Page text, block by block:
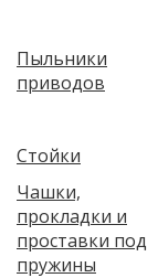
Пыльники
приводов
Стойки
Чашки,
прокладки и
проставки под
пружины